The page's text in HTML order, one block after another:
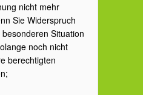
nicht mehr
Sie Widerspruch
Situation
noch nicht
berechtigten